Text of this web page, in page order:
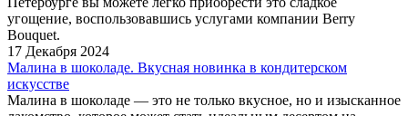
угощение, воспользовавшись услугами компании Berry
Bouquet.
17 Декабря 2024
Малина в шоколаде. Вкусная новинка в кондитерском
искусстве
Малина в шоколаде — это не только вкусное, но и изысканное